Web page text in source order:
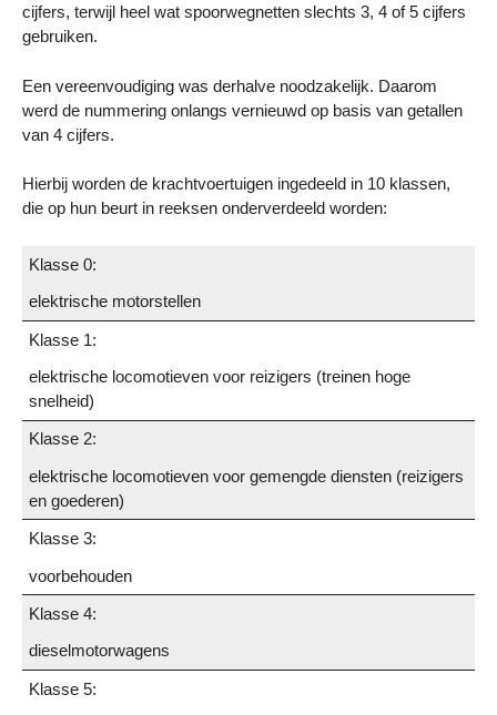
cijfers, terwijl heel wat spoorwegnetten slechts 3, 4 of 5 cijfers
gebruiken.
Een vereenvoudiging was derhalve noodzakelijk. Daarom
werd de nummering onlangs vernieuwd op basis van getallen
van 4 cijfers.
Hierbij worden de krachtvoertuigen ingedeeld in 10 klassen,
die op hun beurt in reeksen onderverdeeld worden:
Klasse 0:
elektrische motorstellen
Klasse 1:
elektrische locomotieven voor reizigers (treinen hoge
snelheid)
Klasse 2:
elektrische locomotieven voor gemengde diensten (reizigers
en goederen)
Klasse 3:
voorbehouden
Klasse 4:
dieselmotorwagens
Klasse 5: